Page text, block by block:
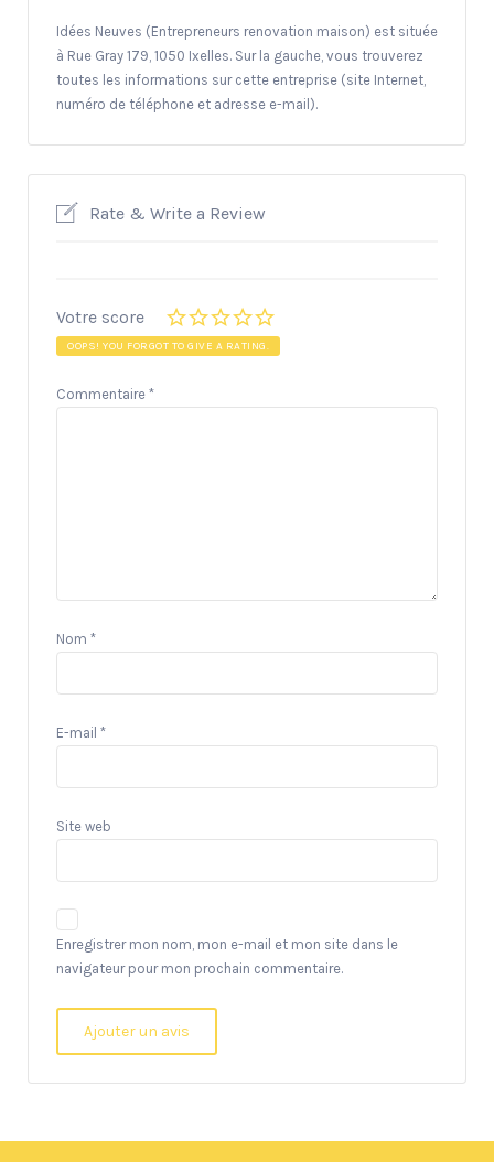
Idées Neuves (Entrepreneurs renovation maison) est située
à Rue Gray 179, 1050 Ixelles. Sur la gauche, vous trouverez
toutes les informations sur cette entreprise (site Internet,
numéro de téléphone et adresse e-mail).
Rate & Write a Review
Votre score
OOPS! YOU FORGOT TO GIVE A RATING.
Commentaire *
Nom *
E-mail *
Site web
Enregistrer mon nom, mon e-mail et mon site dans le
navigateur pour mon prochain commentaire.